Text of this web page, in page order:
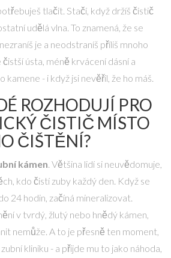
tlačit. Stačí, když držíš čistič
udělá vlna. To znamená, že se
je a neodstraníš příliš mnoho
ústa, méně krvácení dásní a
kamene - i když jsi nevěřil, že ho máš.
ROZHODUJÍ PRO
ČISTIČ MÍSTO
ČIŠTĚNÍ?
kámen. Většina lidí si neuvědomuje,
kdo čistí zuby každý den. Když se
24 hodin, začíná mineralizovat.
v tvrdý, žlutý nebo hnědý kámen,
nemůže. A to je přesně ten moment,
kliniku - a přijde mu to jako náhoda,